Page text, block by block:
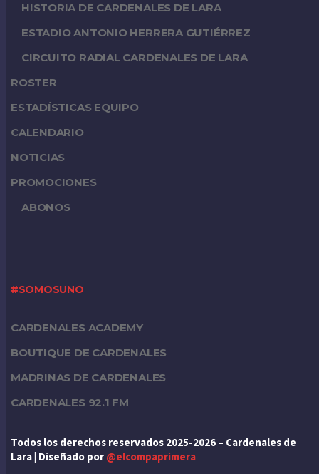
HISTORIA DE CARDENALES DE LARA
ESTADIO ANTONIO HERRERA GUTIÉRREZ
CIRCUITO RADIAL CARDENALES DE LARA
ROSTER
ESTADÍSTICAS EQUIPO
CALENDARIO
NOTICIAS
PROMOCIONES
ABONOS
#SOMOSUNO
CARDENALES ACADEMY
BOUTIQUE DE CARDENALES
MADRINAS DE CARDENALES
CARDENALES 92.1 FM
Todos los derechos reservados 2025-2026 – Cardenales de
Lara | Diseñado por@elcompaprimera